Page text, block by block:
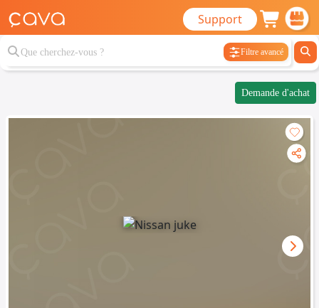
Support
Filtre avancé
Demande d'achat